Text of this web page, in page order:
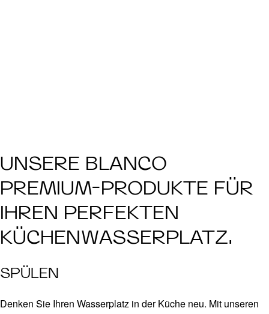
UNSERE BLANCO
PREMIUM-PRODUKTE FÜR
IHREN PERFEKTEN
KÜCHENWASSERPLATZ.
SPÜLEN
Denken Sie Ihren Wasserplatz in der Küche neu. Mit unseren